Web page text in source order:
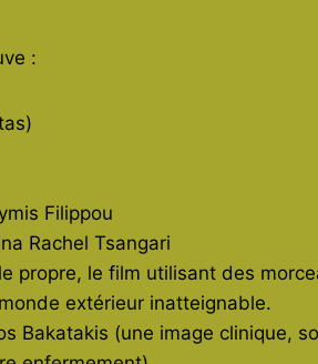
:
Filippou
Rachel Tsangari
propre, le film utilisant des
extérieur inatteignable.
Bakatakis (une image clinique,